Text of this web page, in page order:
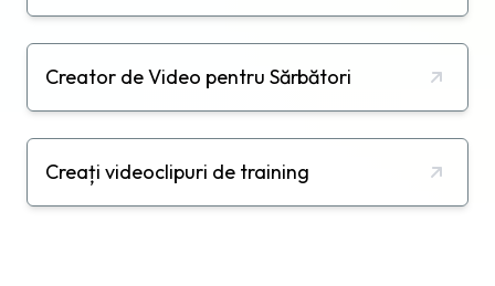
Creator de Video pentru Sărbători
Creați videoclipuri de training